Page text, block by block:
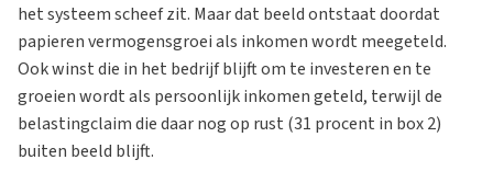
het systeem scheef zit. Maar dat beeld ontstaat doordat
papieren vermogensgroei als inkomen wordt meegeteld.
Ook winst die in het bedrijf blijft om te investeren en te
groeien wordt als persoonlijk inkomen geteld, terwijl de
belastingclaim die daar nog op rust (31 procent in box 2)
buiten beeld blijft.